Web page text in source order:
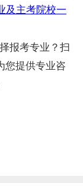
及主考院校一
报考专业？扫
您提供专业咨